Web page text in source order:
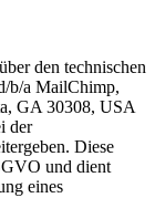
den technischen
b/a MailChimp,
GA 30308, USA
der
Diese
und dient
eines